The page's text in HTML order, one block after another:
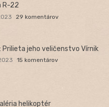
R-22
29 komentárov
Prilieta jeho veličenstvo Vírnik
15 komentárov
helikoptér